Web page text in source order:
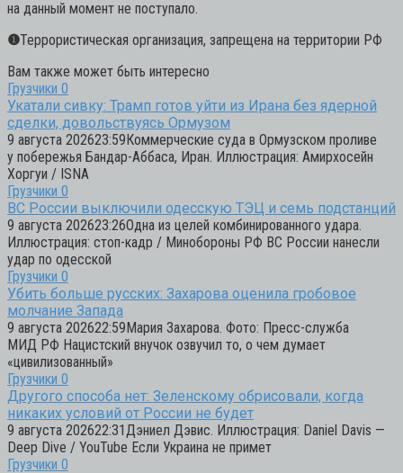
на данный момент не поступало.
❶Террористическая организация, запрещена на территории РФ
Вам также может быть интересно
Грузчики 0
Укатали сивку: Трамп готов уйти из Ирана без ядерной
сделки, довольствуясь Ормузом
9 августа 202623:59Коммерческие суда в Ормузском проливе
у побережья Бандар-Аббаса, Иран. Иллюстрация: Амирхосейн
Хоргуи / ISNA
Грузчики 0
ВС России выключили одесскую ТЭЦ и семь подстанций
9 августа 202623:26Одна из целей комбинированного удара.
Иллюстрация: стоп-кадр / Минобороны РФ ВС России нанесли
удар по одесской
Грузчики 0
Убить больше русских: Захарова оценила гробовое
молчание Запада
9 августа 202622:59Мария Захарова. Фото: Пресс-служба
МИД РФ Нацистский внучок озвучил то, о чем думает
«цивилизованный»
Грузчики 0
Другого способа нет: Зеленскому обрисовали, когда
никаких условий от России не будет
9 августа 202622:31Дэниел Дэвис. Иллюстрация: Daniel Davis —
Deep Dive / YouTube Если Украина не примет
Грузчики 0